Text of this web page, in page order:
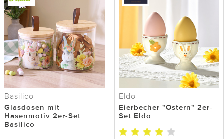
Basilico
Glasdosen mit
Hasenmotiv 2er-Set
Basilico
Eldo
Eierbecher "Ostern" 2er-
Set Eldo